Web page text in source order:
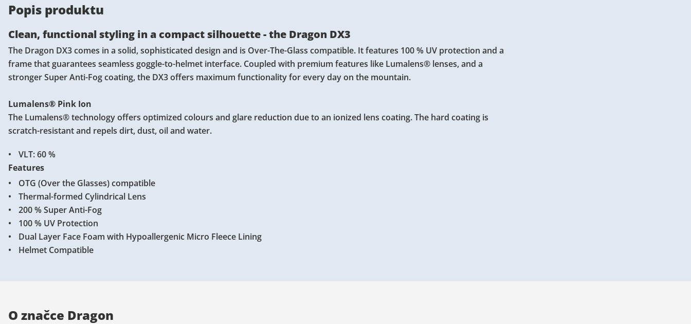
Popis produktu
Clean, functional styling in a compact silhouette - the Dragon DX3
The Dragon DX3 comes in a solid, sophisticated design and is Over-The-Glass compatible. It features 100 % UV protection and a
frame that guarantees seamless goggle-to-helmet interface. Coupled with premium features like Lumalens® lenses, and a
stronger Super Anti-Fog coating, the DX3 offers maximum functionality for every day on the mountain.
Lumalens® Pink Ion
The Lumalens® technology offers optimized colours and glare reduction due to an ionized lens coating. The hard coating is
scratch-resistant and repels dirt, dust, oil and water.
VLT: 60 %
Features
OTG (Over the Glasses) compatible
Thermal-formed Cylindrical Lens
200 % Super Anti-Fog
100 % UV Protection
Dual Layer Face Foam with Hypoallergenic Micro Fleece Lining
Helmet Compatible
O značce Dragon